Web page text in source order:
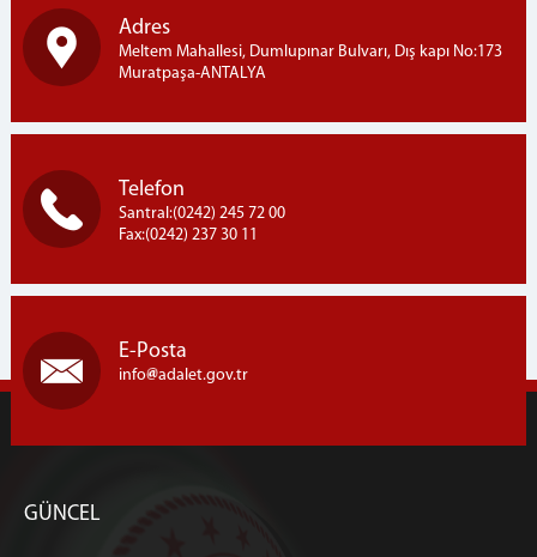
Adres
Meltem Mahallesi, Dumlupınar Bulvarı, Dış kapı No:173
Muratpaşa-ANTALYA
Telefon
Santral:(0242) 245 72 00
Fax:(0242) 237 30 11
E-Posta
info adalet.gov.tr
GÜNCEL